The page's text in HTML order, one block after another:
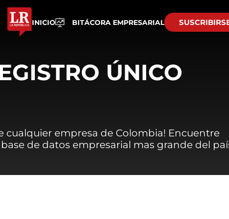
INICIO BITÁCORA EMPRESARIAL
ÚNICO
cualquier empresa de Colombia! Encuentre
de datos empresarial mas grande del